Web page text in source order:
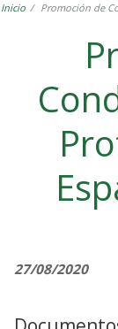
Inicio Promoción de
27/08/2020